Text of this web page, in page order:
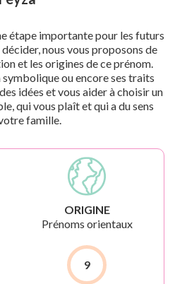
étape importante pour les futurs
nous vous proposons de
et les origines de ce prénom.
ou encore ses traits
idées et vous aider à choisir un
qui vous plaît et qui a du sens
famille.
ORIGINE
Prénoms orientaux
9